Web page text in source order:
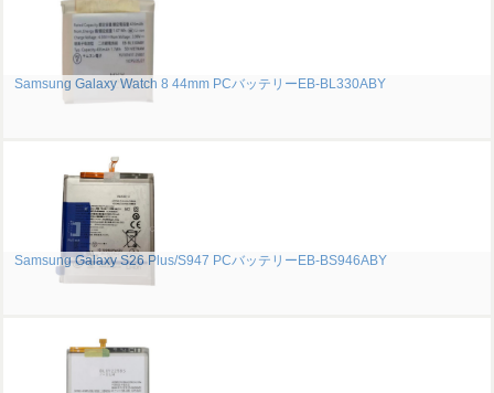
Samsung Galaxy Watch 8 44mm PCバッテリーEB-BL330ABY
Samsung Galaxy S26 Plus/S947 PCバッテリーEB-BS946ABY